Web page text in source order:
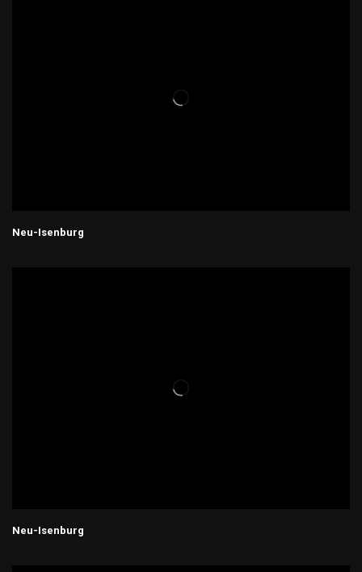
Neu-Isenburg
Neu-Isenburg